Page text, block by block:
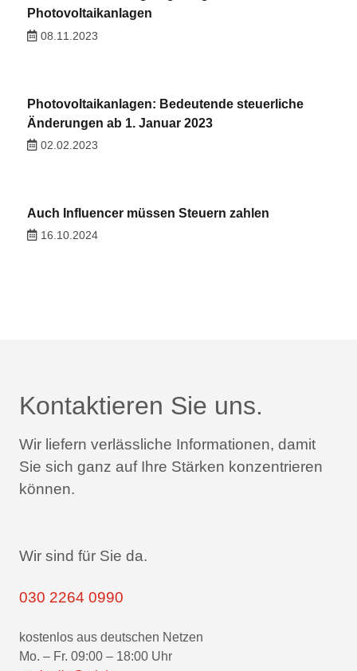
Photovoltaikanlagen
08.11.2023
Photovoltaikanlagen: Bedeutende steuerliche
Änderungen ab 1. Januar 2023
02.02.2023
Auch Influencer müssen Steuern zahlen
16.10.2024
Kontaktieren Sie uns.
Wir liefern verlässliche Informationen, damit
Sie sich ganz auf Ihre Stärken konzentrieren
können.
Wir sind für Sie da.
030 2264 0990
kostenlos aus deutschen Netzen
Mo. – Fr. 09:00 – 18:00 Uhr